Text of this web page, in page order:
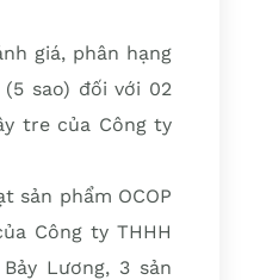
giá, phân hạng
sao) đối với 02
tre của Công ty
sản phẩm OCOP
Công ty THHH
Lương, 3 sản